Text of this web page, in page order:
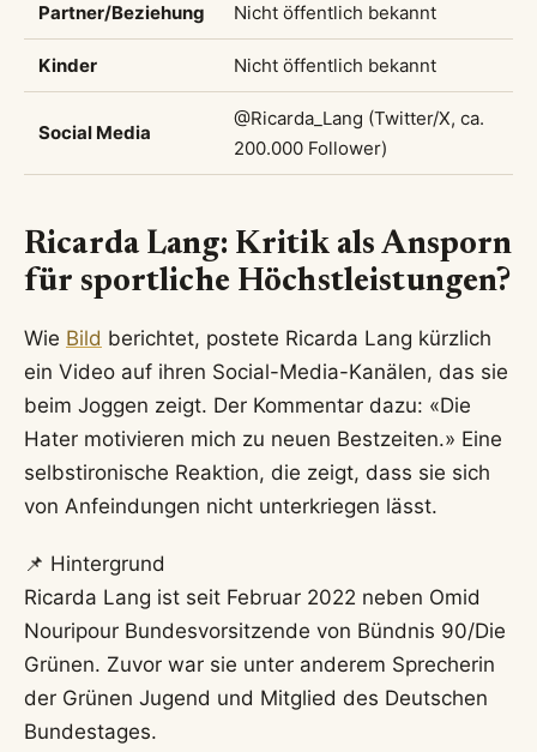
Partner/Beziehung Nicht öffentlich bekannt
Kinder Nicht öffentlich bekannt
Social Media
@Ricarda_Lang (Twitter/X, ca.
200.000 Follower)
Ricarda Lang: Kritik als Ansporn
für sportliche Höchstleistungen?
Wie Bild berichtet, postete Ricarda Lang kürzlich
ein Video auf ihren Social-Media-Kanälen, das sie
beim Joggen zeigt. Der Kommentar dazu: «Die
Hater motivieren mich zu neuen Bestzeiten.» Eine
selbstironische Reaktion, die zeigt, dass sie sich
von Anfeindungen nicht unterkriegen lässt.
📌 Hintergrund
Ricarda Lang ist seit Februar 2022 neben Omid
Nouripour Bundesvorsitzende von Bündnis 90/Die
Grünen. Zuvor war sie unter anderem Sprecherin
der Grünen Jugend und Mitglied des Deutschen
Bundestages.